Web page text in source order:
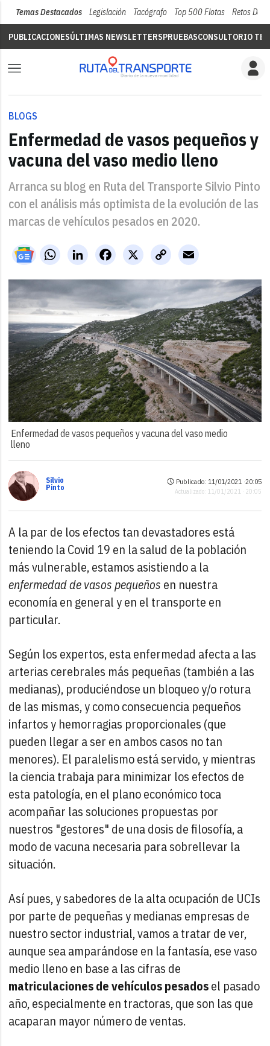
Temas Destacados Legislación Tacógrafo Top 500 Flotas Retos Del
PUBLICACIONESÚLTIMAS NEWSLETTERSPRUEBASCONSULTORIO
BLOGS
Enfermedad de vasos pequeños y
vacuna del vaso medio lleno
Arranca su blog en Ruta del Transporte Silvio Pinto
con el análisis más optimista de la evolución de las
marcas de vehículos pesados en 2020.
WhatsAppLinkedIn X
Facebook
Copy
Link
Email
Enfermedad de vasos pequeños y vacuna del vaso medio
lleno
Silvio
Pinto
Publicado: 11/01/2021 ·20:05
Actualizado: 11/01/2021 · 20:05
A la par de los efectos tan devastadores está
teniendo la Covid 19 en la salud de la población
más vulnerable, estamos asistiendo a la
enfermedad de vasos pequeños en nuestra
economía en general y en el transporte en
particular.
Según los expertos, esta enfermedad afecta a las
arterias cerebrales más pequeñas (también a las
medianas), produciéndose un bloqueo y/o rotura
de las mismas, y como consecuencia pequeños
infartos y hemorragias proporcionales (que
pueden llegar a ser en ambos casos no tan
menores). El paralelismo está servido, y mientras
la ciencia trabaja para minimizar los efectos de
esta patología, en el plano económico toca
acompañar las soluciones propuestas por
nuestros "gestores" de una dosis de filosofía, a
modo de vacuna necesaria para sobrellevar la
situación.
Así pues, y sabedores de la alta ocupación de UCIs
por parte de pequeñas y medianas empresas de
nuestro sector industrial, vamos a tratar de ver,
aunque sea amparándose en la fantasía, ese vaso
medio lleno en base a las cifras de
matriculaciones de vehículos pesadosel pasado
año, especialmente en tractoras, que son las que
acaparan mayor número de ventas.